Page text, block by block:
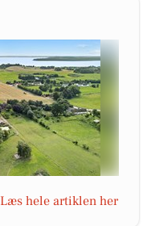
Læs hele artiklen her